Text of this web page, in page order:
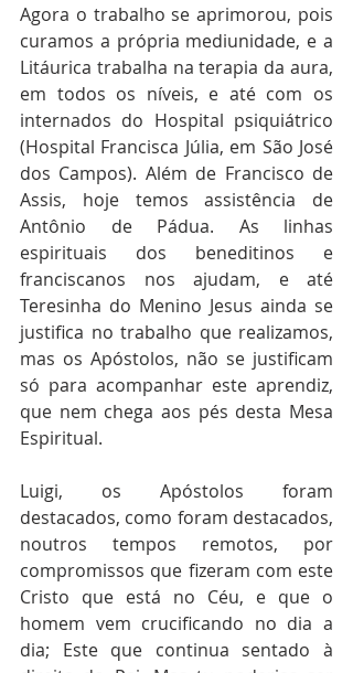
Agora o trabalho se aprimorou, pois
curamos a própria mediunidade, e a
Litáurica trabalha na terapia da aura,
em todos os níveis, e até com os
internados do Hospital psiquiátrico
(Hospital Francisca Júlia, em São José
dos Campos). Além de Francisco de
Assis, hoje temos assistência de
Antônio de Pádua. As linhas
espirituais dos beneditinos e
franciscanos nos ajudam, e até
Teresinha do Menino Jesus ainda se
justifica no trabalho que realizamos,
mas os Apóstolos, não se justificam
só para acompanhar este aprendiz,
que nem chega aos pés desta Mesa
Espiritual.
Luigi, os Apóstolos foram
destacados, como foram destacados,
noutros tempos remotos, por
compromissos que fizeram com este
Cristo que está no Céu, e que o
homem vem crucificando no dia a
dia; Este que continua sentado à